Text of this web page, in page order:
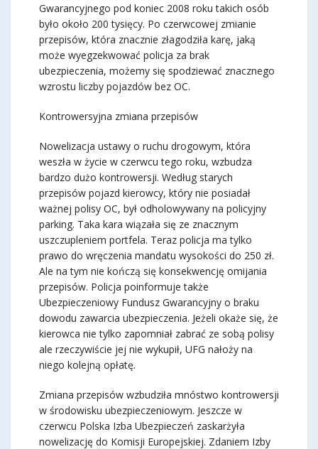
Gwarancyjnego pod koniec 2008 roku takich osób
było około 200 tysięcy. Po czerwcowej zmianie
przepisów, która znacznie złagodziła karę, jaką
może wyegzekwować policja za brak
ubezpieczenia, możemy się spodziewać znacznego
wzrostu liczby pojazdów bez OC.
Kontrowersyjna zmiana przepisów
Nowelizacja ustawy o ruchu drogowym, która
weszła w życie w czerwcu tego roku, wzbudza
bardzo dużo kontrowersji. Według starych
przepisów pojazd kierowcy, który nie posiadał
ważnej polisy OC, był odholowywany na policyjny
parking. Taka kara wiązała się ze znacznym
uszczupleniem portfela. Teraz policja ma tylko
prawo do wręczenia mandatu wysokości do 250 zł.
Ale na tym nie kończą się konsekwencję omijania
przepisów. Policja poinformuje także
Ubezpieczeniowy Fundusz Gwarancyjny o braku
dowodu zawarcia ubezpieczenia. Jeżeli okaże się, że
kierowca nie tylko zapomniał zabrać ze sobą polisy
ale rzeczywiście jej nie wykupił, UFG nałoży na
niego kolejną opłatę.
Zmiana przepisów wzbudziła mnóstwo kontrowersji
w środowisku ubezpieczeniowym. Jeszcze w
czerwcu Polska Izba Ubezpieczeń zaskarżyła
nowelizację do Komisji Europejskiej. Zdaniem Izby